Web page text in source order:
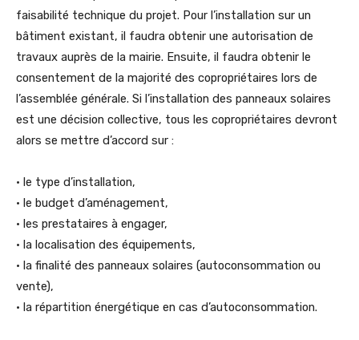
faisabilité technique du projet. Pour l’installation sur un
bâtiment existant, il faudra obtenir une autorisation de
travaux auprès de la mairie. Ensuite, il faudra obtenir le
consentement de la majorité des copropriétaires lors de
l’assemblée générale. Si l’installation des panneaux solaires
est une décision collective, tous les copropriétaires devront
alors se mettre d’accord sur :
• le type d’installation,
• le budget d’aménagement,
• les prestataires à engager,
• la localisation des équipements,
• la finalité des panneaux solaires (autoconsommation ou
vente),
• la répartition énergétique en cas d’autoconsommation.